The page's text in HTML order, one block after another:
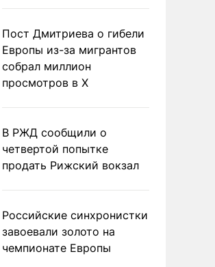
Пост Дмитриева о гибели
Европы из-за мигрантов
собрал миллион
просмотров в X
В РЖД сообщили о
четвертой попытке
продать Рижский вокзал
Российские синхронистки
завоевали золото на
чемпионате Европы